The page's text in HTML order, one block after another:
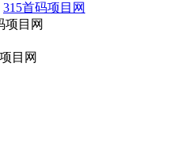
315首码项目网